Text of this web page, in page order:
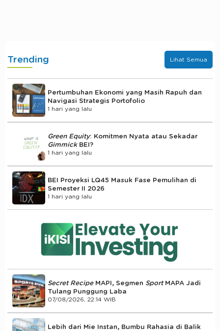
Trending Lihat Semua
Pertumbuhan Ekonomi yang Masih Rapuh dan
Navigasi Strategis Portofolio
1 hari yang lalu
Green Equity: Komitmen Nyata atau Sekadar
Gimmick BEI?
1 hari yang lalu
BEI Proyeksi LQ45 Masuk Fase Pemulihan di
Semester II 2026
1 hari yang lalu
Secret RecipeMAPI, Segmen Sport MAPA Jadi
Tulang Punggung Laba
07/08/2026, 22:14 WIB
Lebih dari Mie Instan, Bumbu Rahasia di Balik